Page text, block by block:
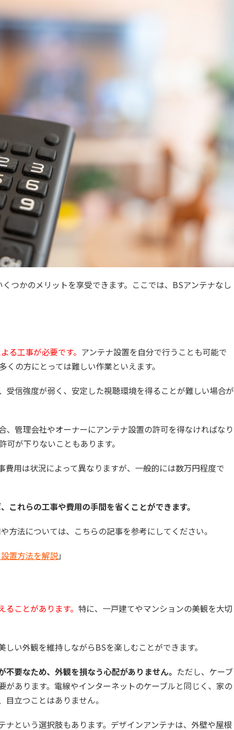
つかのメリットを享受できます。ここでは、BSアンテナなし
る工事が必要です。 アンテナ設置を自分で行うことも可能で
の方にとっては難しい作業といえます。
受信強度が弱く、安定した視聴環境を得ることが難しい場合が
、管理会社やオーナーにアンテナ設置の許可を得なければなり
が下りないこともあります。
用は状況によって異なりますが、一般的には数万円程度で
これらの工事や費用の手間を省くことができます。
方法については、こちらの記事を参考にしてください。
置方法を解説」
ことがあります。 特に、一戸建てやマンションの美観を大切
い外観を維持しながらBSを楽しむことができます。
要なため、外観を損なう心配がありません。 ただし、ケーブ
あります。電線やインターネットのケーブルと同じく、家の
立つことはありません。
ナという選択肢もあります。デザインアンテナは、外壁や屋根